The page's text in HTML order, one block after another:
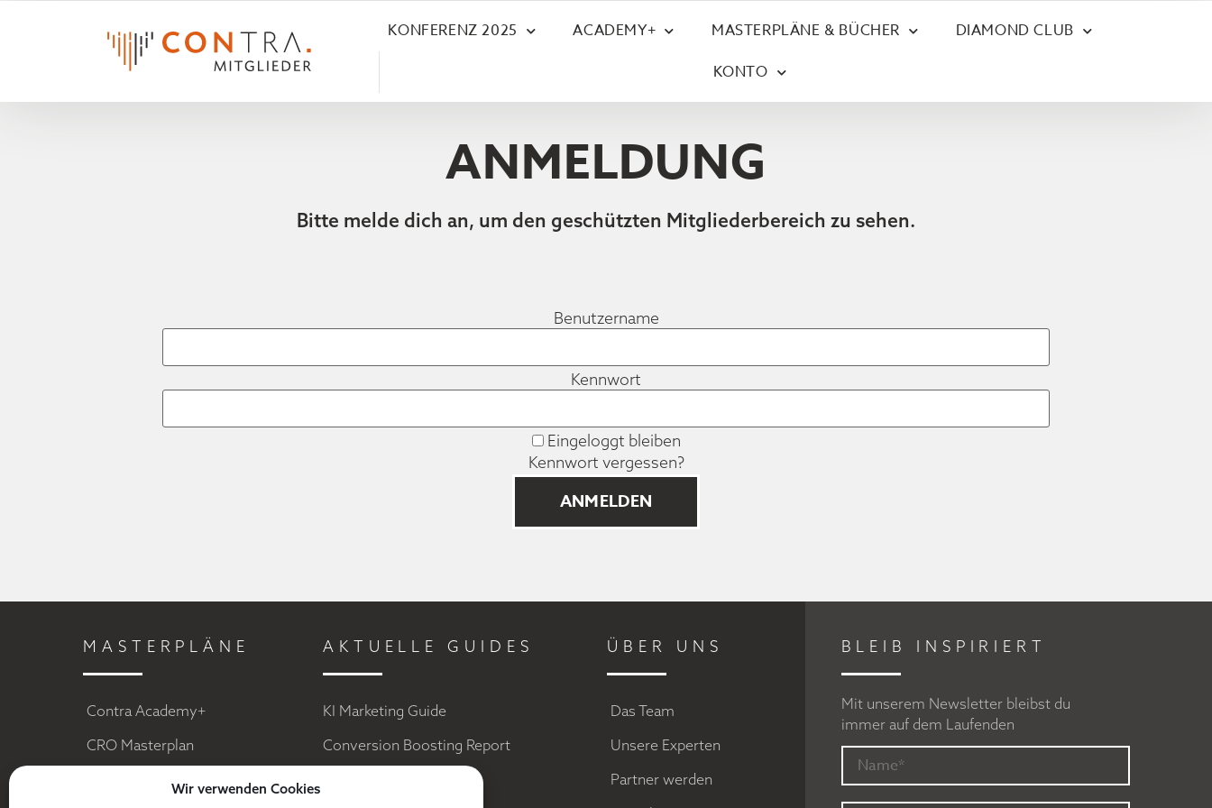
Wir verwenden Cookies
KONFERENZ 2025 ACADEMY+ MASTERPLÄNE & BÜCHER
DIAMOND CLUB
KONTO
ANMELDUNG
Bitte melde dich an, um den geschützten Mitgliederbereich zu sehen.
Benutzername
Kennwort
Eingeloggt bleiben
Kennwort vergessen?
MASTERPLÄNE
Contra Academy+
CRO Masterplan
Facebook Ads
AKTUELLE GUIDES
KI Marketing Guide
Conversion Boosting Report
ÜBER UNS
Das Team
Unsere Experten
Partner werden
BLEIB INSPIRIERT
Mit unserem Newsletter bleibst du
immer auf dem Laufenden